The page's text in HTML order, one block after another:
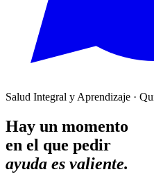
Salud Integral y Aprendizaje ·
Hay un momento
en el que pedir
ayuda es valiente.